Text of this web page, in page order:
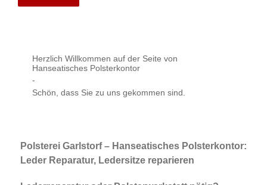
Herzlich Willkommen auf der Seite von
Hanseatisches Polsterkontor
-
Schön, dass Sie zu uns gekommen sind.
Polsterei Garlstorf – Hanseatisches Polsterkontor:
Leder Reparatur, Ledersitze reparieren